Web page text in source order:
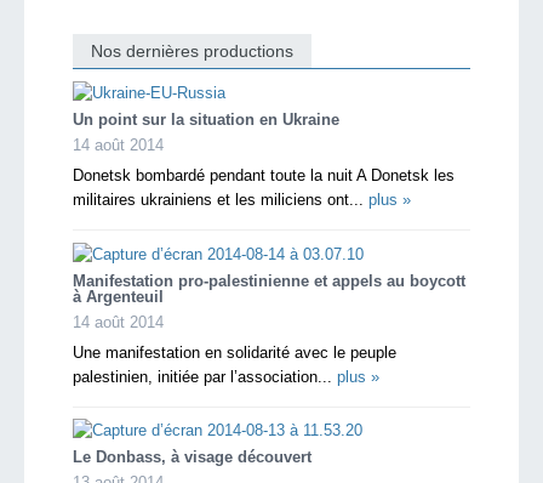
Nos dernières productions
Un point sur la situation en Ukraine
14 août 2014
Donetsk bombardé pendant toute la nuit A Donetsk les
militaires ukrainiens et les miliciens ont... plus »
Manifestation pro-palestinienne et appels au boycott
à Argenteuil
14 août 2014
Une manifestation en solidarité avec le peuple
palestinien, initiée par l’association... plus »
Le Donbass, à visage découvert